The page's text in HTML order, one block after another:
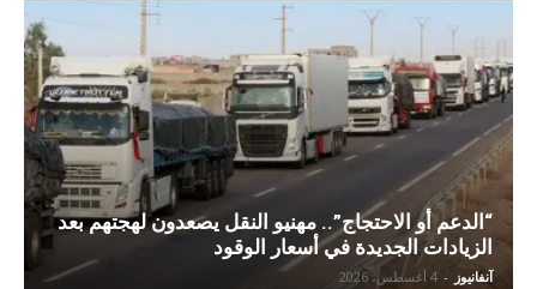
“الدعم أو الاحتجاج”.. مهنيو النقل يصعدون لهجتهم بعد
الزيادات الجديدة في أسعار الوقود
آنفانيوز - 4 أغسطس، 2026